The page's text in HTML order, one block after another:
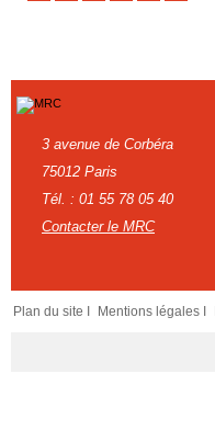
3 avenue de Corbéra
75012 Paris
Tél. : 01 55 78 05 40
Contacter le MRC
Plan du site I Mentions légales I